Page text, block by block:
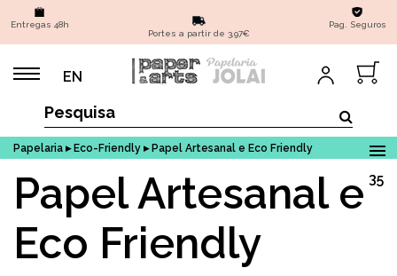
Entregas 48h
Portes a partir de 3,97€
Pag. Seguros
EN
Papelaria ▸ Eco-Friendly ▸ Papel Artesanal e Eco Friendly
Papel Artesanal e
Eco Friendly
35